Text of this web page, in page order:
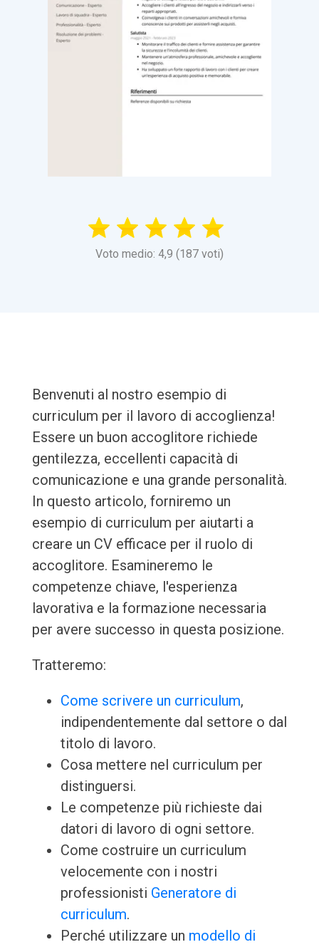
Voto medio: 4,9 (187 voti)
Benvenuti al nostro esempio di
curriculum per il lavoro di accoglienza!
Essere un buon accoglitore richiede
gentilezza, eccellenti capacità di
comunicazione e una grande personalità.
In questo articolo, forniremo un
esempio di curriculum per aiutarti a
creare un CV efficace per il ruolo di
accoglitore. Esamineremo le
competenze chiave, l'esperienza
lavorativa e la formazione necessaria
per avere successo in questa posizione.
Tratteremo:
Come scrivere un curriculum,
indipendentemente dal settore o dal
titolo di lavoro.
Cosa mettere nel curriculum per
distinguersi.
Le competenze più richieste dai
datori di lavoro di ogni settore.
Come costruire un curriculum
velocemente con i nostri
professionisti Generatore di
curriculum.
Perché utilizzare un modello di